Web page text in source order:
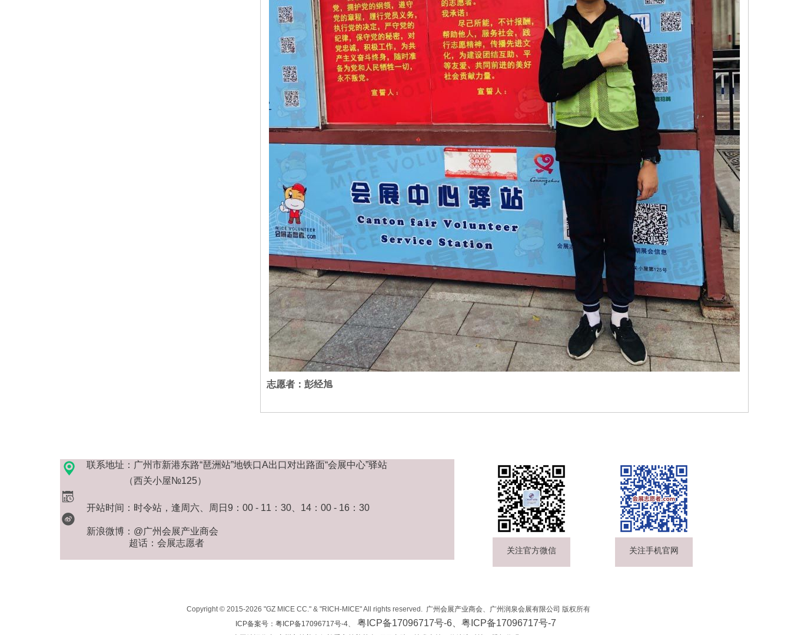
志愿者：彭经旭
联系地址：广州市新港东路“琶洲站”地铁口A出口对出路面“会展中心”驿站
（西关小屋№125）
开站时间：时令站，逢周六、周日9：00 - 11：30、14：00 - 16：30
新浪微博：@广州会展产业商会
超话：会展志愿者
关注官方微信 关注手机官网
Copyright © 2015-2026 "GZ MICE CC." & "RICH-MICE" All rights reserved. 广州会展产业商会、 广州润泉会展有限公司 版权所有
ICP备案号：粤ICP备17096717号-4、
粤ICP备17096717号-6、粤ICP备17096717号-7